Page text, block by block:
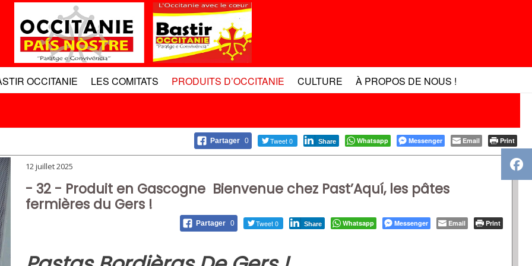
OCCITANIE LES COMITATS PRODUITS D’OCCITANIE CULTURE À PROPOS DE NOUS !
Partager 0 Tweet 0 Share Whatsapp Messenger Email Print
12 juillet 2025
- 32 - Produit en Gascogne Bienvenue chez Past’Aquí, les pâtes
fermières du Gers !
Partager 0 Tweet 0 Share Whatsapp Messenger Email Print